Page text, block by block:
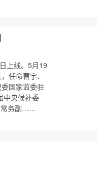
上线。5月19
任命曹宇、
国家监委驻
中央候补委
常务副……